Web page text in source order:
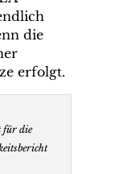
die
erfolgt.
für die